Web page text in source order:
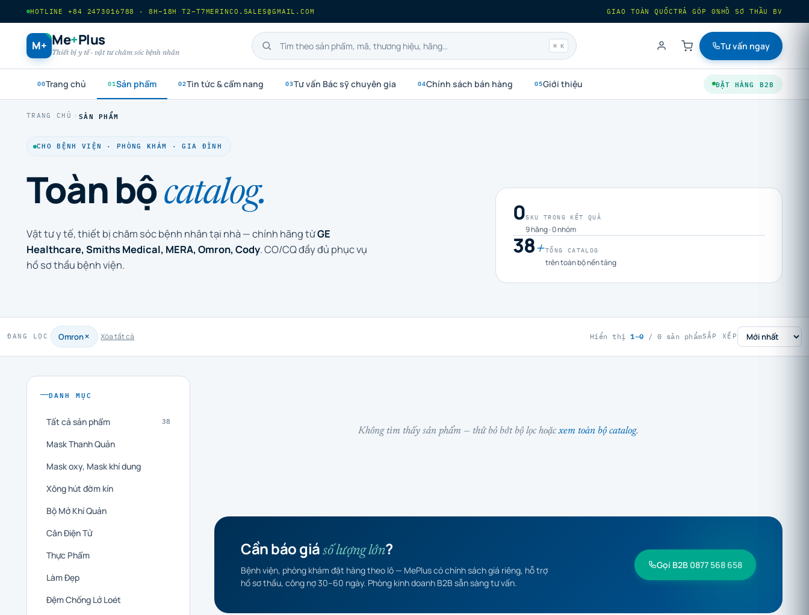
HOTLINE +84 2473016788 · 8H–18H T2–T7MERINCO.SALES@GMAIL.COM GIAO TOÀN QUỐCTRẢ GÓP 0%HỒ SƠ THẦU BV
M+ Me+Plus
Thiết bị y tế · vật tư chăm sóc bệnh nhân
⌘ K Tư vấn ngay
00Trang chủ 01 Sản phẩm 02Tin tức & cẩm nang 03Tư vấn Bác sỹ chuyên gia 04Chính sách bán hàng 05Giới thiệu ĐẶT HÀNG B2B
TRANG CHỦ SẢN PHẨM
CHO BỆNH VIỆN · PHÒNG KHÁM · GIA ĐÌNH
Toàn bộ catalog.
Vật tư y tế, thiết bị chăm sóc bệnh nhân tại nhà — chính hãng từGE
Healthcare, Smiths Medical, MERA, Omron, Cody. CO/CQ đầy đủ phục vụ
hồ sơ thầu bệnh viện.
0SKU TRONG KẾT QUẢ
9 hãng · 0 nhóm
38+TỔNG CATALOG
trên toàn bộ nền tảng
ĐANG LỌC Omron Xóa tất cả Hiển thị1–0 / 0 sản phẩmSẮP XẾP
DANH MỤC
Tất cả sản phẩm 38
Mask Thanh Quản
Mask oxy, Mask khí dung
Xông hút đờm kín
Bộ Mở Khí Quản
Cân Điện Tử
Thực Phẩm
Làm Đẹp
Đệm Chống Lở Loét
Không tìm thấy sản phẩm — thử bỏ bớt bộ lọc hoặcxem toàn bộ catalog.
Cần báo giásố lượng lớn?
Bệnh viện, phòng khám đặt hàng theo lô — MePlus có chính sách giá riêng, hỗ trợ
hồ sơ thầu, công nợ 30–60 ngày. Phòng kinh doanh B2B sẵn sàng tư vấn.
Gọi B2B 0877 568 658